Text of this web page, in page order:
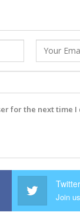
for the next time I
Twitter
Join